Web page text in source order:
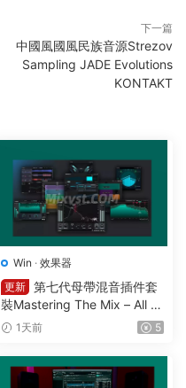
下一篇
中國風國風民族音源Strezov
Sampling JADE Evolutions
KONTAKT
Win · 效果器
更新 第七代母帶混音插件套
裝Mastering The Mix – All Pl
ugins Bundle v2026.08.03
1天前 5